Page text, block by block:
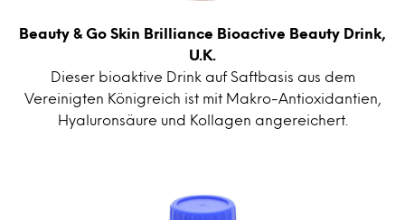
Beauty & Go Skin Brilliance Bioactive Beauty Drink,
U.K.
Dieser bioaktive Drink auf Saftbasis aus dem
Vereinigten Königreich ist mit Makro-Antioxidantien,
Hyaluronsäure und Kollagen angereichert.